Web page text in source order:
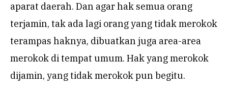
aparat daerah. Dan agar hak semua orang
terjamin, tak ada lagi orang yang tidak merokok
terampas haknya, dibuatkan juga area-area
merokok di tempat umum. Hak yang merokok
dijamin, yang tidak merokok pun begitu.